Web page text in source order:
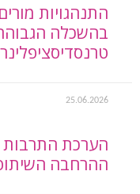
התנהגויות
בהשכלה
25.06.2026
הערכת התרבות
ההרחבה